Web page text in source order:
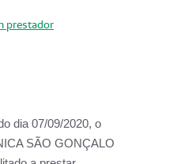
prestador
dia07/09/2020, o
SÃO GONÇALO